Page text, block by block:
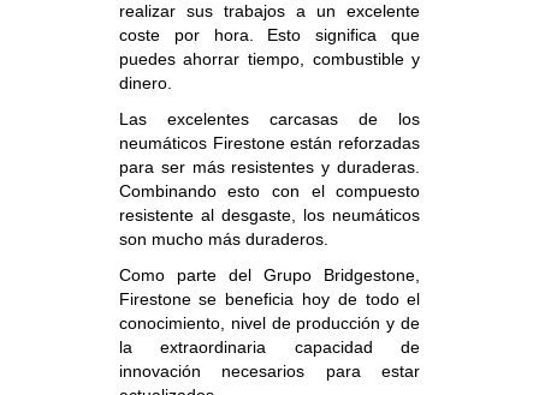
realizar sus trabajos a un excelente
coste por hora. Esto significa que
puedes ahorrar tiempo, combustible y
dinero.
Las excelentes carcasas de los
neumáticos Firestone están reforzadas
para ser más resistentes y duraderas.
Combinando esto con el compuesto
resistente al desgaste, los neumáticos
son mucho más duraderos.
Como parte del Grupo Bridgestone,
Firestone se beneficia hoy de todo el
conocimiento, nivel de producción y de
la extraordinaria capacidad de
innovación necesarios para estar